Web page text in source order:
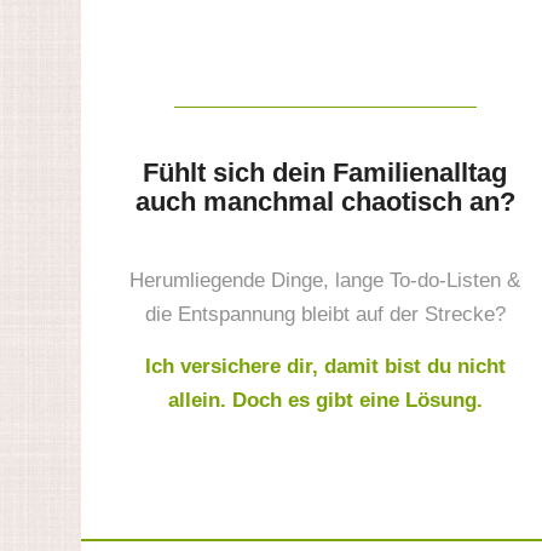
Fühlt sich dein Familienalltag
auch manchmal chaotisch an?
Herumliegende Dinge, lange To-do-Listen &
die Entspannung bleibt auf der Strecke?
Ich versichere dir, damit bist du nicht
allein. Doch es gibt eine Lösung.